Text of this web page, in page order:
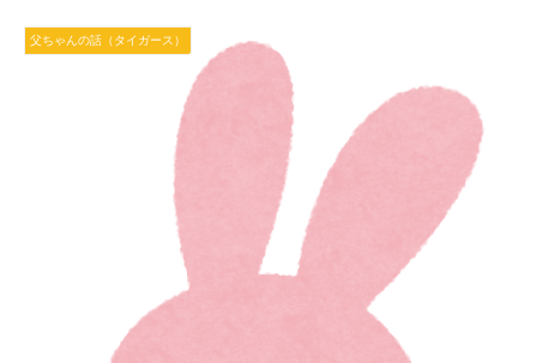
父ちゃんの話（タイガース）